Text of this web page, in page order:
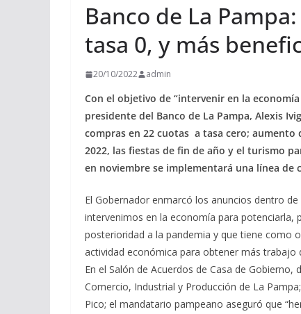
Banco de La
tasa 0, y más
20/10/2022 admin
Con el objetivo de “intervenir en la
presidente del Banco de La Pampa, Alexis
compras en 22 cuotas a tasa cero;
2022, las fiestas de fin de año y el turismo
en noviembre se implementará una línea
El Gobernador enmarcó los anuncios dentro
intervenimos en la economía para potenciarla,
posterioridad a la pandemia y que tiene como
actividad económica para obtener más trabajo
En el Salón de Acuerdos de Casa de
Comercio, Industrial y Producción de La
Pico; el mandatario pampeano aseguró que